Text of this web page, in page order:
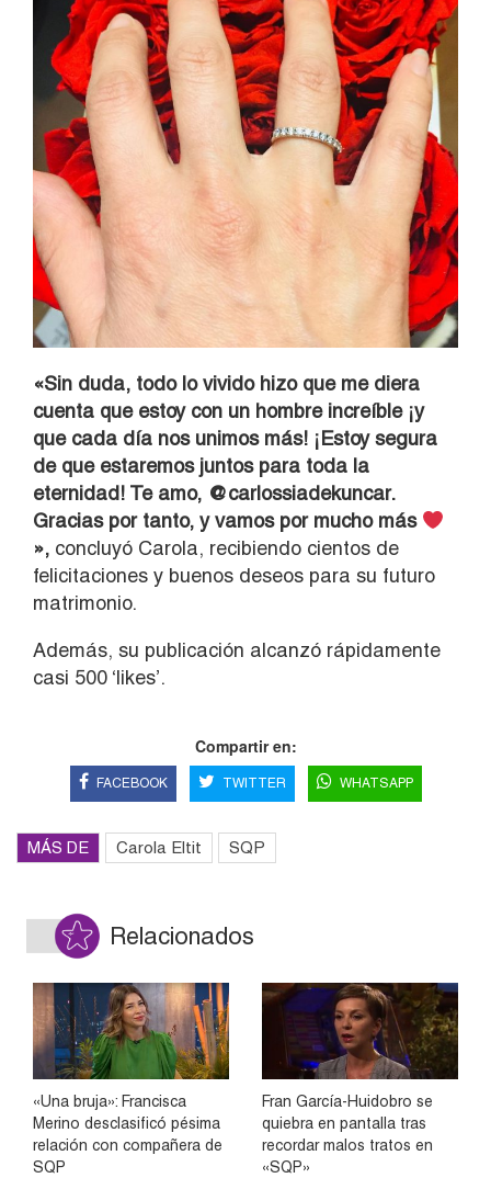
«Sin duda, todo lo vivido hizo que me diera
cuenta que estoy con un hombre increíble ¡y
que cada día nos unimos más! ¡Estoy segura
de que estaremos juntos para toda la
eternidad! Te amo, @carlossiadekuncar.
Gracias por tanto, y vamos por mucho más
», concluyó Carola, recibiendo cientos de
felicitaciones y buenos deseos para su futuro
matrimonio.
Además, su publicación alcanzó rápidamente
casi 500 ‘likes’.
Compartir en:
FACEBOOK TWITTER WHATSAPP
MÁS DE Carola Eltit SQP
Relacionados
«Una bruja»: Francisca
Merino desclasificó pésima
relación con compañera de
SQP
Fran García-Huidobro se
quiebra en pantalla tras
recordar malos tratos en
«SQP»